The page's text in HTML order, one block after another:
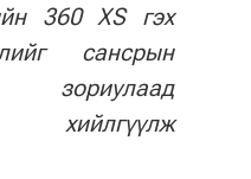
360 XS гэх
сансрын
хийлгүүлж